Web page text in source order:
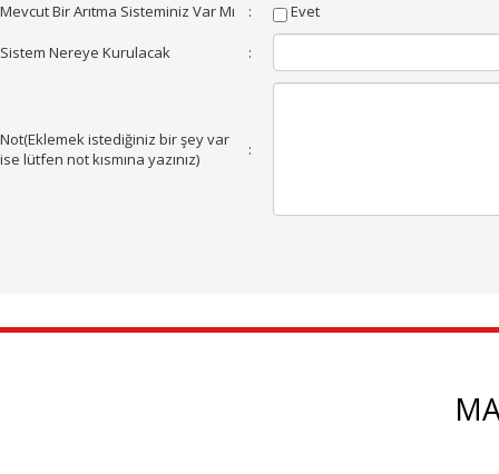
Mevcut Bir Arıtma Sisteminiz Var Mı : Evet
Sistem Nereye Kurulacak :
Not(Eklemek istediğiniz bir şey var
ise lütfen not kısmına yazınız)
: